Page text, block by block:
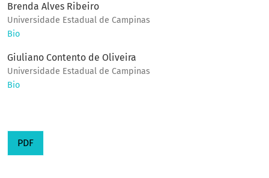
Brenda Alves Ribeiro
Universidade Estadual de Campinas
Bio
Giuliano Contento de Oliveira
Universidade Estadual de Campinas
Bio
PDF